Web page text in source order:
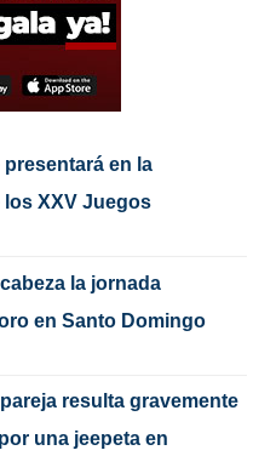
en la
XXV Juegos
la jornada
en Santo Domingo
resulta gravemente
una jeepeta en